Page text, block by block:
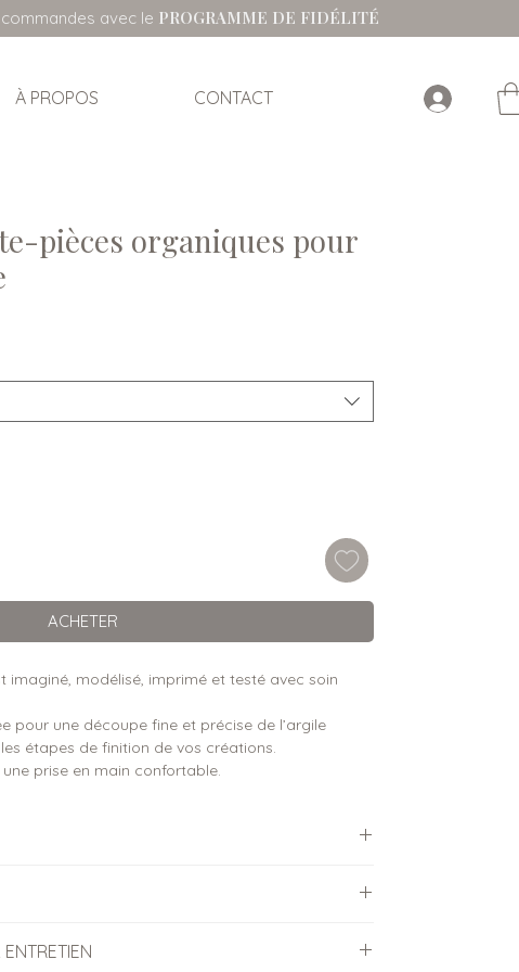
avec le PROGRAMME DE FIDÉLITÉ
À PROPOS CONTACT
pièces organiques pour
ACHETER
imaginé, modélisé, imprimé et testé avec soin
pour une découpe fine et précise de l’argile
étapes de finition de vos créations.
prise en main confortable.
(hauteur x largeur)
l’argile polymère